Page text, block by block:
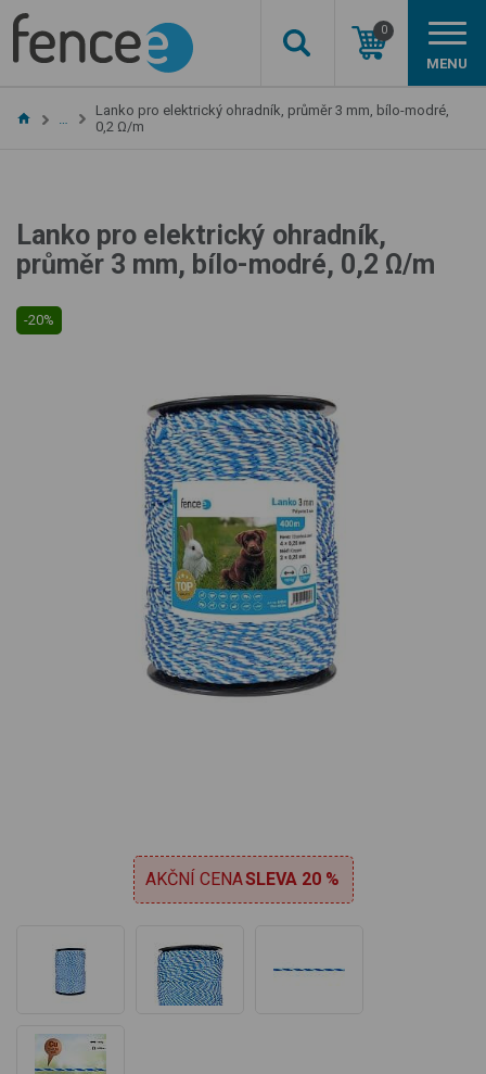
0
MENU
…
Lanko pro elektrický ohradník, průměr 3 mm, bílo-modré,
0,2 Ω/m
Lanko pro elektrický ohradník,
průměr 3 mm, bílo-modré, 0,2 Ω/m
AKČNÍ CENASLEVA 20 %
-20%